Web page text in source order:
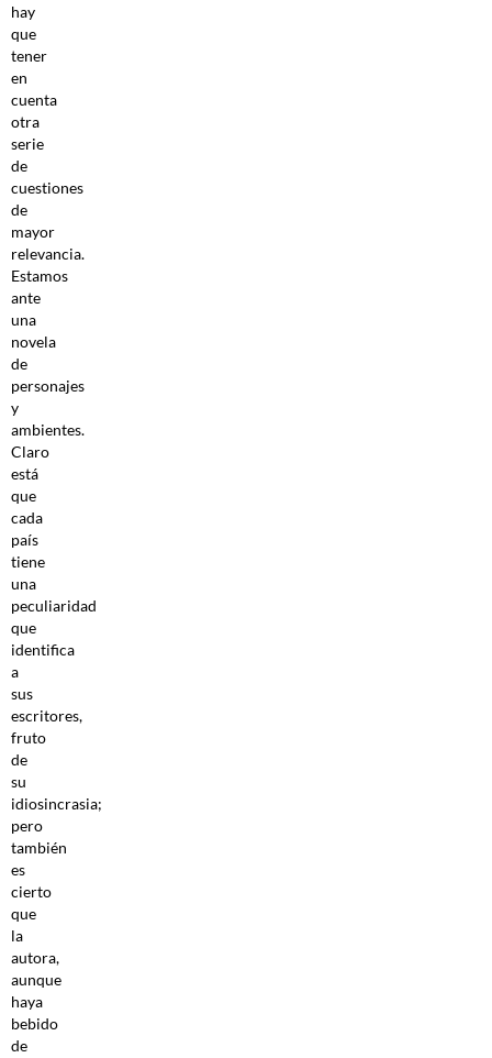
hay
que
tener
en
cuenta
otra
serie
de
cuestiones
de
mayor
relevancia.
Estamos
ante
una
novela
de
personajes
y
ambientes.
Claro
está
que
cada
país
tiene
una
peculiaridad
que
identifica
a
sus
escritores,
fruto
de
su
idiosincrasia;
pero
también
es
cierto
que
la
autora,
aunque
haya
bebido
de